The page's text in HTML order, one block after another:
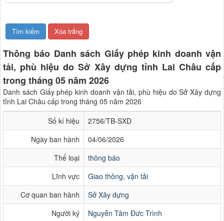
Thông báo Danh sách Giấy phép kinh doanh vận
tải, phù hiệu do Sở Xây dựng tỉnh Lai Châu cấp
trong tháng 05 năm 2026
Danh sách Giấy phép kinh doanh vận tải, phù hiệu do Sở Xây dựng
tỉnh Lai Châu cấp trong tháng 05 năm 2026
Số kí hiệu
2756/TB-SXD
Ngày ban hành
04/06/2026
Thể loại
thông báo
Lĩnh vực
Giao thông, vận tải
Cơ quan ban hành
Sở Xây dựng
Người ký
Nguyễn Tâm Đức Trình